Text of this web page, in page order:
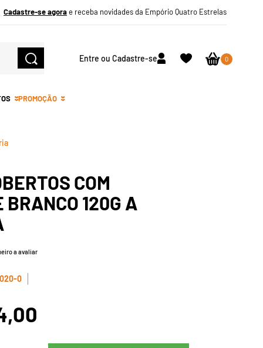
Cadastre-se agorae receba novidades da Empório Quatro Estrelas
Entre ou Cadastre-se 0
PROMOÇÃO
COM
BRANCO 120G A
a avaliar
0